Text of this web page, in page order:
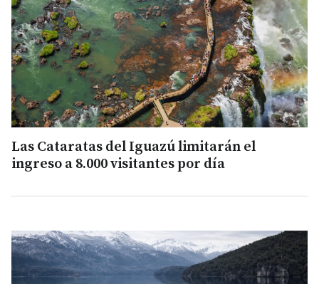
Las Cataratas del Iguazú limitarán el
ingreso a 8.000 visitantes por día